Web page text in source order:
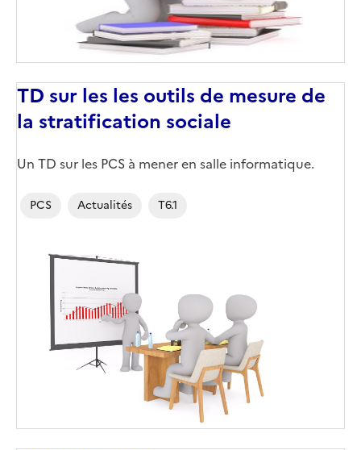
TD sur les les outils de mesure de
la stratification sociale
Un TD sur les PCS à mener en salle informatique.
PCS Actualités T6.1